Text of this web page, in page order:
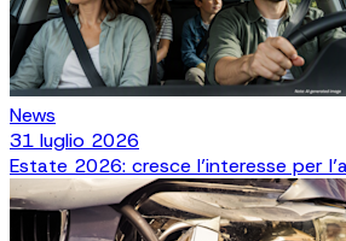
News
31 luglio 2026
Estate 2026: cresce l’interesse per